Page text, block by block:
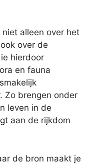
alleen over het
over de
hierdoor
en fauna
Zo brengen onder
leven in de
aan de rijkdom
de bron maakt je